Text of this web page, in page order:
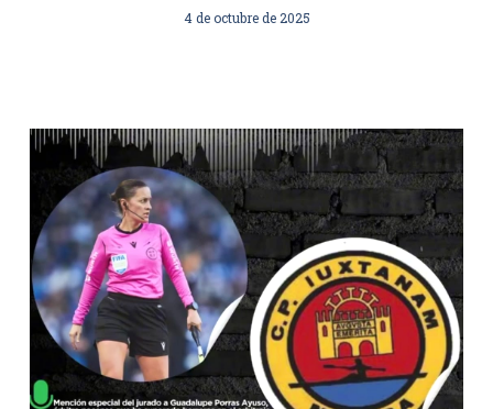
4 de octubre de 2025